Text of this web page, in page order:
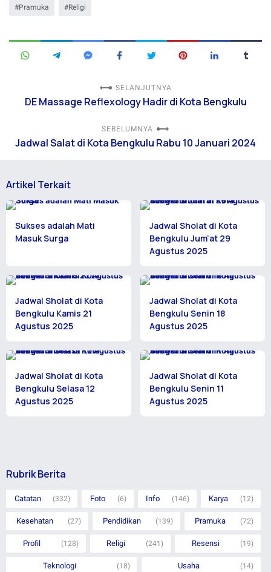
Pramuka Religi
SELANJUTNYA
DE Massage Reflexology Hadir di Kota Bengkulu
SEBELUMNYA
Jadwal Salat di Kota Bengkulu Rabu 10 Januari 2024
Artikel Terkait
Sukses adalah Mati
Masuk Surga
Jadwal Sholat di Kota
Bengkulu Jum’at 29
Agustus 2025
Jadwal Sholat di Kota
Bengkulu Kamis 21
Agustus 2025
Jadwal Sholat di Kota
Bengkulu Senin 18
Agustus 2025
Jadwal Sholat di Kota
Bengkulu Selasa 12
Agustus 2025
Jadwal Sholat di Kota
Bengkulu Senin 11
Agustus 2025
Rubrik Berita
Catatan (332) Foto (6) Info (146) Karya (12)
Kesehatan (27) Pendidikan (139) Pramuka (72)
Profil (128) Religi (241) Resensi (19)
Teknologi (18) Usaha (14)